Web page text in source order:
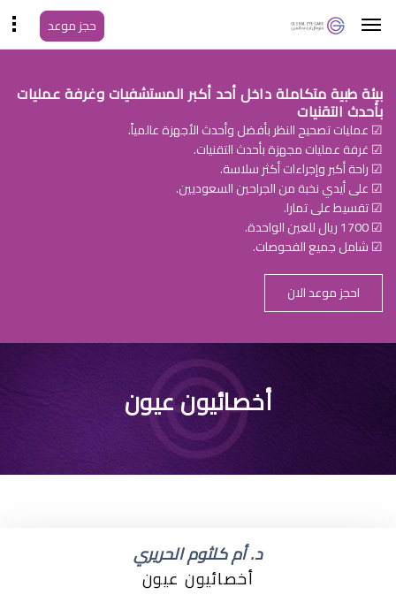
حجز موعد
بيئة طبية متكاملة داخل أحد أكبر المستشفيات وغرفة عمليات
بأحدث التقنيات
☑ عمليات تصحيح النظر بأفضل وأحدث الأجهزة عالمياً.
☑ غرفة عمليات مجهزة بأحدث التقنيات.
☑ راحة أكبر وإجراءات أكثر سلاسة.
☑ على أيدي نخبة من الجراحين السعوديين.
☑ تقسيط على تمارا.
☑ 1700 ريال للعين الواحدة.
☑ شامل جميع الفحوصات.
احجز موعد الان
متلازمة العين الصغيرة
أخصائيون عيون
د. أم كلثوم الحريري
أخصائيون عيون